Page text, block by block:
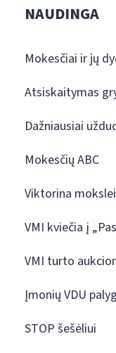
NAUDINGA
Mokesčiai ir jų
Atsiskaitymas
Dažniausiai
Mokesčių ABC
Viktorina
VMI kviečia į
VMI turto
Įmonių VDU
STOP šešėliui